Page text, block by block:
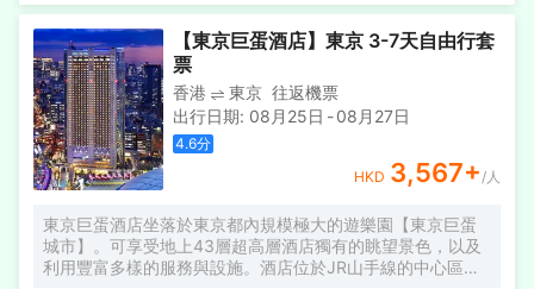
餐廳，入住期間不妨順便過來吃點東西吧。 到酒吧小酌一
杯，為忙錄的一日畫上完美句號。 您可以使用客房及公共區
域的 Wi-Fi，隨時保持聯絡。 此酒店更設有自動售賣機。 住
宿提供24小時前台服務。 住宿設施齊全，提供貨幣兌換、免
費行李寄存、乾洗和洗衣服務。 如果您打算開車前來，可以
考慮停泊在停車場。
【東京巨蛋酒店】東京 3-7天自由行套
票
香港 東京 往返機票
出行日期: 08月25日 -08月27日
4.6分
HKD 3,567+ /人
東京巨蛋酒店坐落於東京都內規模極大的遊樂園【東京巨蛋
城市】。可享受地上43層超高層酒店獨有的眺望景色，以及
利用豐富多樣的服務與設施。酒店位於JR山手線的中心區